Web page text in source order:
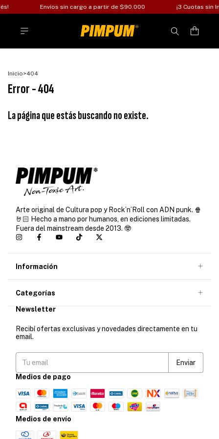
Envíos sin cargo a partir de $90.000 ¡3 Cuotas sin
Inicio>404
Error - 404
La página que estás buscando no existe.
Arte original de Cultura pop y Rock’n’Roll con ADN punk. 🍿
🤘🏻 Hecho a mano por humanos, en ediciones limitadas.
Fuera del mainstream desde 2013. 🤓
Información
Categorías
Newsletter
Recibí ofertas exclusivas y novedades directamente en tu
email.
Medios de pago
Medios de envío